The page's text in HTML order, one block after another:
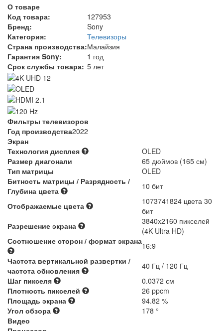
О товаре
Код товара:
127953
Бренд:
Sony
Категория:
Телевизоры
Страна производства:Малайзия
Гарантия Sony:
1 год
Срок службы товара: 5 лет
Фильтры телевизоров
Год производства2022
Экран
Технология дисплея
OLED
Размер диагонали
65 дюймов (165 см)
Тип матрицы
OLED
Битность матрицы / Разрядность /
Глубина цвета
10 бит
Отображаемые цвета
1073741824 цвета 30
бит
Разрешение экрана
3840x2160 пикселей
(4K Ultra HD)
Соотношение сторон / формат экрана16:9
Частота вертикальной развертки /
частота обновления
40 Гц / 120 Гц
Шаг пикселя
0.0372 см
Плотность пикселей
26 ppcm
Площадь экрана
94.82 %
Угол обзора
178 °
Видео